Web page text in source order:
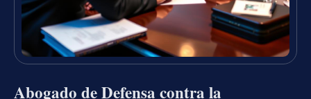
Abogado de Defensa contra la